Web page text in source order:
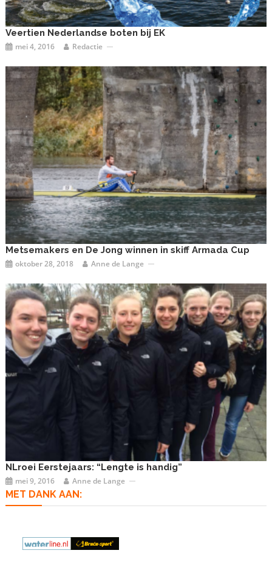
Veertien Nederlandse boten bij EK
mei 4, 2016 Redactie
Metsemakers en De Jong winnen in skiff Armada Cup
oktober 28, 2018 Anne de Lange
NLroei Eerstejaars: “Lengte is handig”
mei 9, 2016 Anne de Lange
MET DANK AAN: